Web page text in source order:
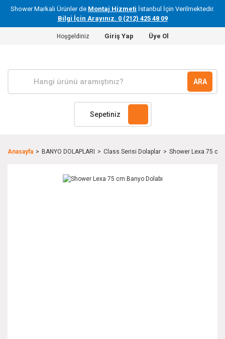
Shower Markalı Ürünler de Montaj Hizmeti İstanbul İçin Verilmektedir.
Bilgi İçin Arayınız. 0 (212) 425 48 09
Hoşgeldiniz Giriş Yap Üye Ol
ARA
Sepetiniz
Anasayfa BANYO DOLAPLARI Class Serisi Dolaplar Shower Lexa 75 cm